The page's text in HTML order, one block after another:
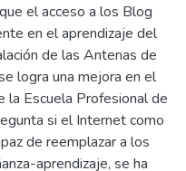
el acceso a los Blog
en el aprendizaje del
de las Antenas de
logra una mejora en el
la Escuela Profesional de
si el Internet como
de reemplazar a los
aprendizaje, se ha